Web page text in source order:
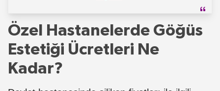
Özel Hastanelerde Göğüs
Estetiği Ücretleri Ne
Kadar?